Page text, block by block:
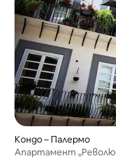
Кондо – Палермо
Апартамент